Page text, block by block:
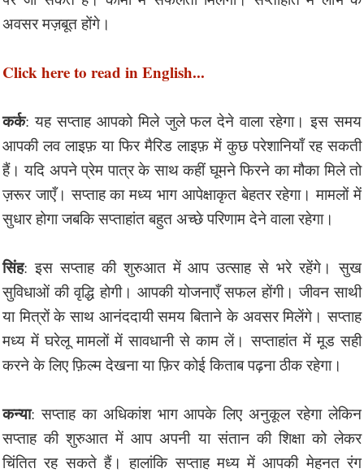
अवसर मज़बूत होंगे।
Click here to read in English...
कर्क: यह सप्ताह आपको मिले जुले फल देने वाला रहेगा। इस समय
आपकी लव लाइफ़ या फिर मैरिड लाइफ़ में कुछ परेशानियाँ रह सकती
हैं। यदि अपने प्रेम पात्र के साथ कहीं घूमने फिरने का मौका मिले तो
ज़रूर जाएँ। सप्ताह का मध्य भाग आपेक्षाकृत बेहतर रहेगा। मामलों में
सुधार होगा जबकि सप्ताहांत बहुत अच्छे परिणाम देने वाला रहेगा।
सिंह: इस सप्ताह की शुरुआत में आप उत्साह से भरे रहेंगे। सुख
सुविधाओं की वृद्धि होगी। आपकी योजनाएँ सफल होंगी। जीवन साथी
या मित्रों के साथ आनंददायी समय बिताने के अवसर मिलेंगे। सप्ताह
मध्य में घरेलू मामलों में सावधानी से काम लें। सप्ताहांत में मूड सही
करने के लिए फ़िल्म देखना या फ़िर कोई किताब पढ़ना ठीक रहेगा।
कन्या: सप्ताह का अधिकांश भाग आपके लिए अनुकूल रहेगा लेकिन
सप्ताह की शुरुआत में आप अपनी या संतान की शिक्षा को लेकर
चिंतित रह सकते हैं। हालांकि सप्ताह मध्य में आपकी मेहनत रंग